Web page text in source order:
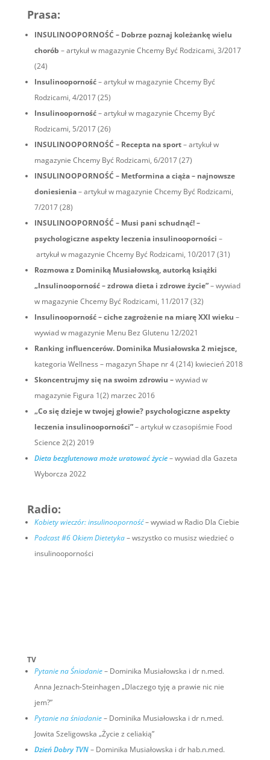
Prasa:
INSULINOOPORNOŚĆ – Dobrze poznaj koleżankę wielu
chorób – artykuł w magazynie Chcemy Być Rodzicami, 3/2017
(24)
Insulinooporność– artykuł w magazynie Chcemy Być
Rodzicami, 4/2017 (25)
Insulinooporność– artykuł w magazynie Chcemy Być
Rodzicami, 5/2017 (26)
INSULINOOPORNOŚĆ – Recepta na sport– artykuł w
magazynie Chcemy Być Rodzicami, 6/2017 (27)
INSULINOOPORNOŚĆ – Metformina a ciąża – najnowsze
doniesienia– artykuł w magazynie Chcemy Być Rodzicami,
7/2017 (28)
INSULINOOPORNOŚĆ – Musi pani schudnąć! –
psychologiczne aspekty leczenia insulinooporności –
artykuł w magazynie Chcemy Być Rodzicami, 10/2017 (31)
Rozmowa z Dominiką Musiałowską, autorką książki
„Insulinooporność – zdrowa dieta i zdrowe życie”– wywiad
w magazynie Chcemy Być Rodzicami, 11/2017 (32)
Insulinooporność – ciche zagrożenie na miarę XXI wieku –
wywiad w magazynie Menu Bez Glutenu 12/2021
Ranking influencerów. Dominika Musiałowska 2 miejsce,
kategoria Wellness – magazyn Shape nr 4 (214) kwiecień 2018
Skoncentrujmy się na swoim zdrowiu –wywiad w
magazynie Figura 1(2) marzec 2016
„Co się dzieje w twojej głowie? psychologiczne aspekty
leczenia insulinooporności”– artykuł w czasopiśmie Food
Science 2(2) 2019
Dieta bezglutenowa może uratować życie– wywiad dla Gazeta
Wyborcza 2022
Radio:
Kobiety wieczór: insulinooporność– wywiad w Radio Dla Ciebie
Podcast #6 Okiem Dietetyka– wszystko co musisz wiedzieć o
insulinooporności
TV
Pytanie na Śniadanie– Dominika Musiałowska i dr n.med.
Anna Jeznach-Steinhagen „Dlaczego tyję a prawie nic nie
jem?”
Pytanie na śniadanie– Dominika Musiałowska i dr n.med.
Jowita Szeligowska „Życie z celiakią”
Dzień Dobry TVN– Dominika Musiałowska i dr hab.n.med.